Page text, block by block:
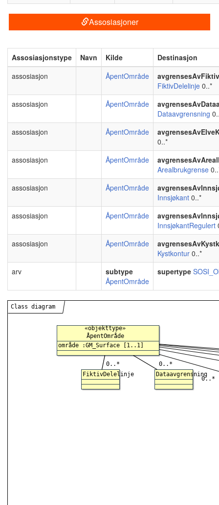
Assosiasjoner
Assosiasjonstype Navn Kilde
Destinasjon
assosiasjon
ÅpentOmråde
FiktivDelelinje 0..*
assosiasjon
ÅpentOmråde
Dataavgrensning
assosiasjon
ÅpentOmråde
0..*
assosiasjon
ÅpentOmråde
Arealbrukgrense
assosiasjon
ÅpentOmråde
Innsjøkant 0..*
assosiasjon
ÅpentOmråde
InnsjøkantRegulert
assosiasjon
ÅpentOmråde
Kystkontur 0..*
arv
subtype
ÅpentOmråde
supertype